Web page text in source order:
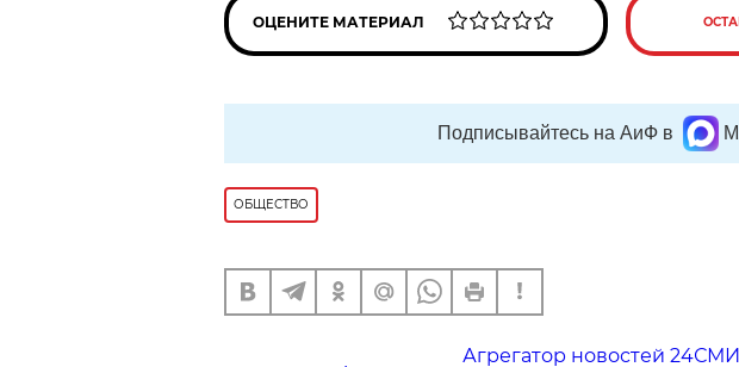
ОЦЕНИТЕ МАТЕРИАЛ
Подписывайтесь на АиФ в
ОБЩЕСТВО
Агрегатор новостей 24СМИ